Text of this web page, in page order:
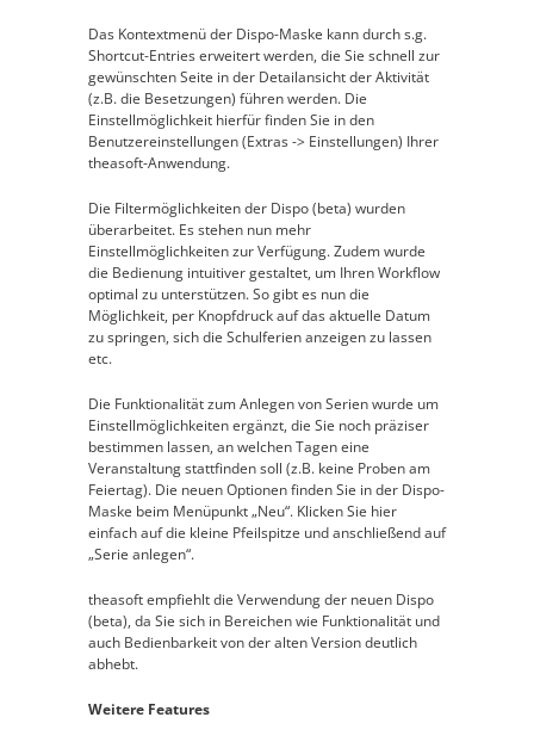
Das Kontextmenü der Dispo-Maske kann durch s.g.
Shortcut-Entries erweitert werden, die Sie schnell zur
gewünschten Seite in der Detailansicht der Aktivität
(z.B. die Besetzungen) führen werden. Die
Einstellmöglichkeit hierfür finden Sie in den
Benutzereinstellungen (Extras -> Einstellungen) Ihrer
theasoft-Anwendung.
Die Filtermöglichkeiten der Dispo (beta) wurden
überarbeitet. Es stehen nun mehr
Einstellmöglichkeiten zur Verfügung. Zudem wurde
die Bedienung intuitiver gestaltet, um Ihren Workflow
optimal zu unterstützen. So gibt es nun die
Möglichkeit, per Knopfdruck auf das aktuelle Datum
zu springen, sich die Schulferien anzeigen zu lassen
etc.
Die Funktionalität zum Anlegen von Serien wurde um
Einstellmöglichkeiten ergänzt, die Sie noch präziser
bestimmen lassen, an welchen Tagen eine
Veranstaltung stattfinden soll (z.B. keine Proben am
Feiertag). Die neuen Optionen finden Sie in der Dispo-
Maske beim Menüpunkt „Neu“. Klicken Sie hier
einfach auf die kleine Pfeilspitze und anschließend auf
„Serie anlegen“.
theasoft empfiehlt die Verwendung der neuen Dispo
(beta), da Sie sich in Bereichen wie Funktionalität und
auch Bedienbarkeit von der alten Version deutlich
abhebt.
Weitere Features